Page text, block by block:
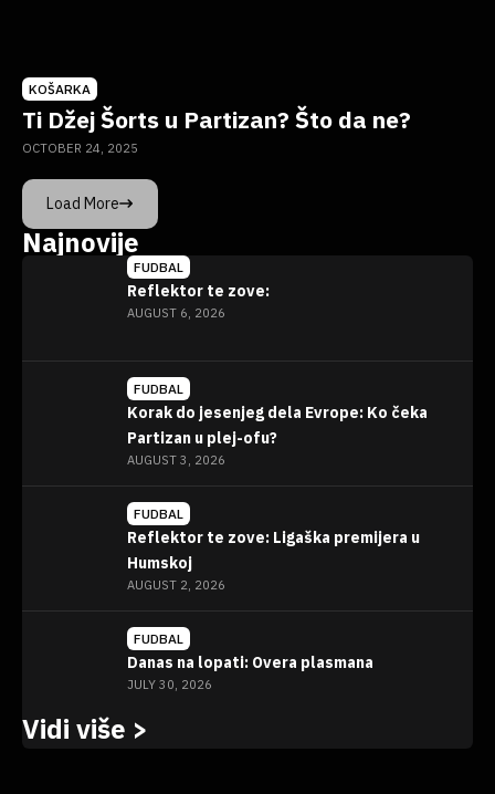
KOŠARKA
Ti Džej Šorts u Partizan? Što da ne?
OCTOBER 24, 2025
Load More
Najnovije
FUDBAL
Reflektor te zove:
AUGUST 6, 2026
FUDBAL
Korak do jesenjeg dela Evrope: Ko čeka
Partizan u plej-ofu?
AUGUST 3, 2026
FUDBAL
Reflektor te zove: Ligaška premijera u
Humskoj
AUGUST 2, 2026
FUDBAL
Danas na lopati: Overa plasmana
JULY 30, 2026
Vidi više >